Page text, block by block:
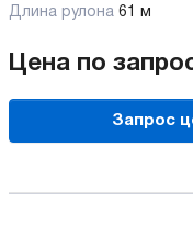
Длина рулона 61 м
Цена по
Запрос